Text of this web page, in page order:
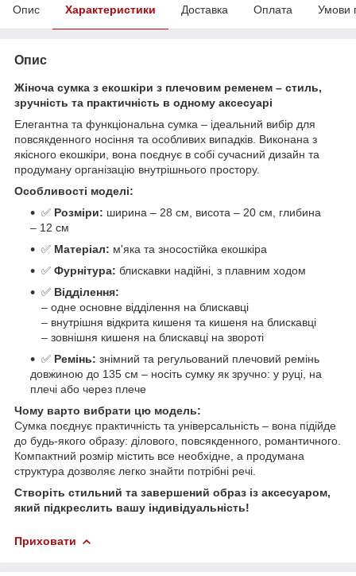
Опис Характеристики Доставка Оплата Умови
Опис
Жіноча сумка з екошкіри з плечовим ременем – стиль,
зручність та практичність в одному аксесуарі
Елегантна та функціональна сумка – ідеальний вибір для
повсякденного носіння та особливих випадків. Виконана з
якісного екошкіри, вона поєднує в собі сучасний дизайн та
продуману організацію внутрішнього простору.
Особливості моделі:
✅ Розміри: ширина – 28 см, висота – 20 см, глибина
– 12 см
✅ Матеріал: м'яка та зносостійка екошкіра
✅ Фурнітура: блискавки надійні, з плавним ходом
✅ Відділення:
– одне основне відділення на блискавці
– внутрішня відкрита кишеня та кишеня на блискавці
– зовнішня кишеня на блискавці на звороті
✅ Ремінь: знімний та регульований плечовий ремінь
довжиною до 135 см – носіть сумку як зручно: у руці, на
плечі або через плече
Чому варто вибрати цю модель:
Сумка поєднує практичність та універсальність – вона підійде
до будь-якого образу: ділового, повсякденного, романтичного.
Компактний розмір містить все необхідне, а продумана
структура дозволяє легко знайти потрібні речі.
Створіть стильний та завершений образ із аксесуаром,
який підкреслить вашу індивідуальність!
Приховати